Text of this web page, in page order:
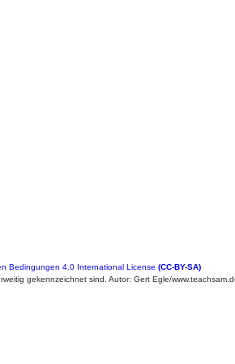
Bedingungen 4.0 International License (CC-BY-SA)
gekennzeichnet sind. Autor: Gert Egle/